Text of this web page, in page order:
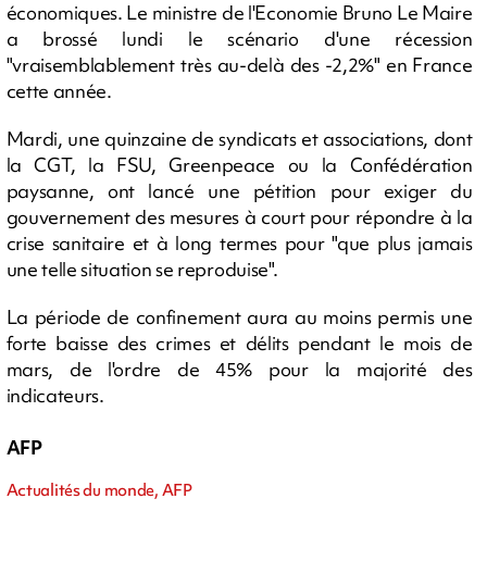
économiques. Le ministre de l'Economie Bruno Le Maire
a brossé lundi le scénario d'une récession
"vraisemblablement très au-delà des -2,2%" en France
cette année.
Mardi, une quinzaine de syndicats et associations, dont
la CGT, la FSU, Greenpeace ou la Confédération
paysanne, ont lancé une pétition pour exiger du
gouvernement des mesures à court pour répondre à la
crise sanitaire et à long termes pour "que plus jamais
une telle situation se reproduise".
La période de confinement aura au moins permis une
forte baisse des crimes et délits pendant le mois de
mars, de l'ordre de 45% pour la majorité des
indicateurs.
AFP
Actualités du monde, AFP